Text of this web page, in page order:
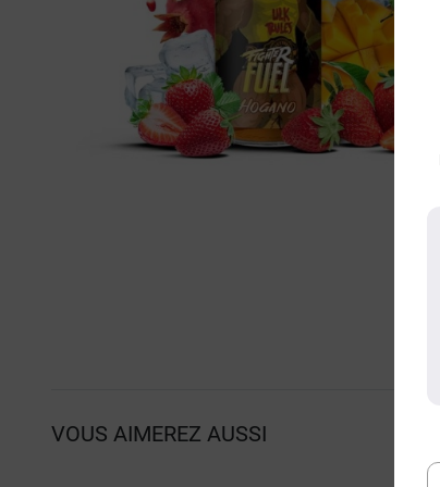
VOUS AIMEREZ AUSSI